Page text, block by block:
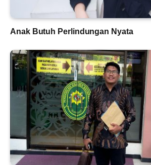
Anak Butuh Perlindungan Nyata